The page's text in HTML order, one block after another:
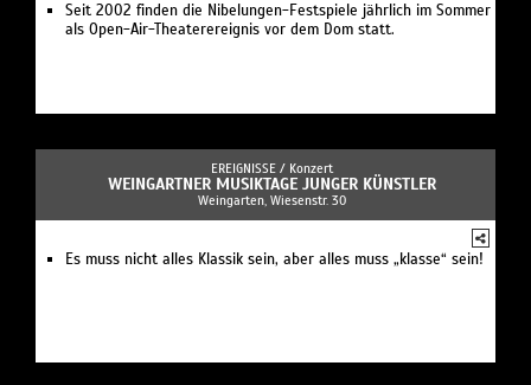
Seit 2002 finden die Nibelungen-Festspiele jährlich im Sommer
als Open-Air-Theaterereignis vor dem Dom statt.
EREIGNISSE / Konzert
WEINGARTNER MUSIKTAGE JUNGER KÜNSTLER
Weingarten, Wiesenstr. 30
Es muss nicht alles Klassik sein, aber alles muss „klasse“ sein!